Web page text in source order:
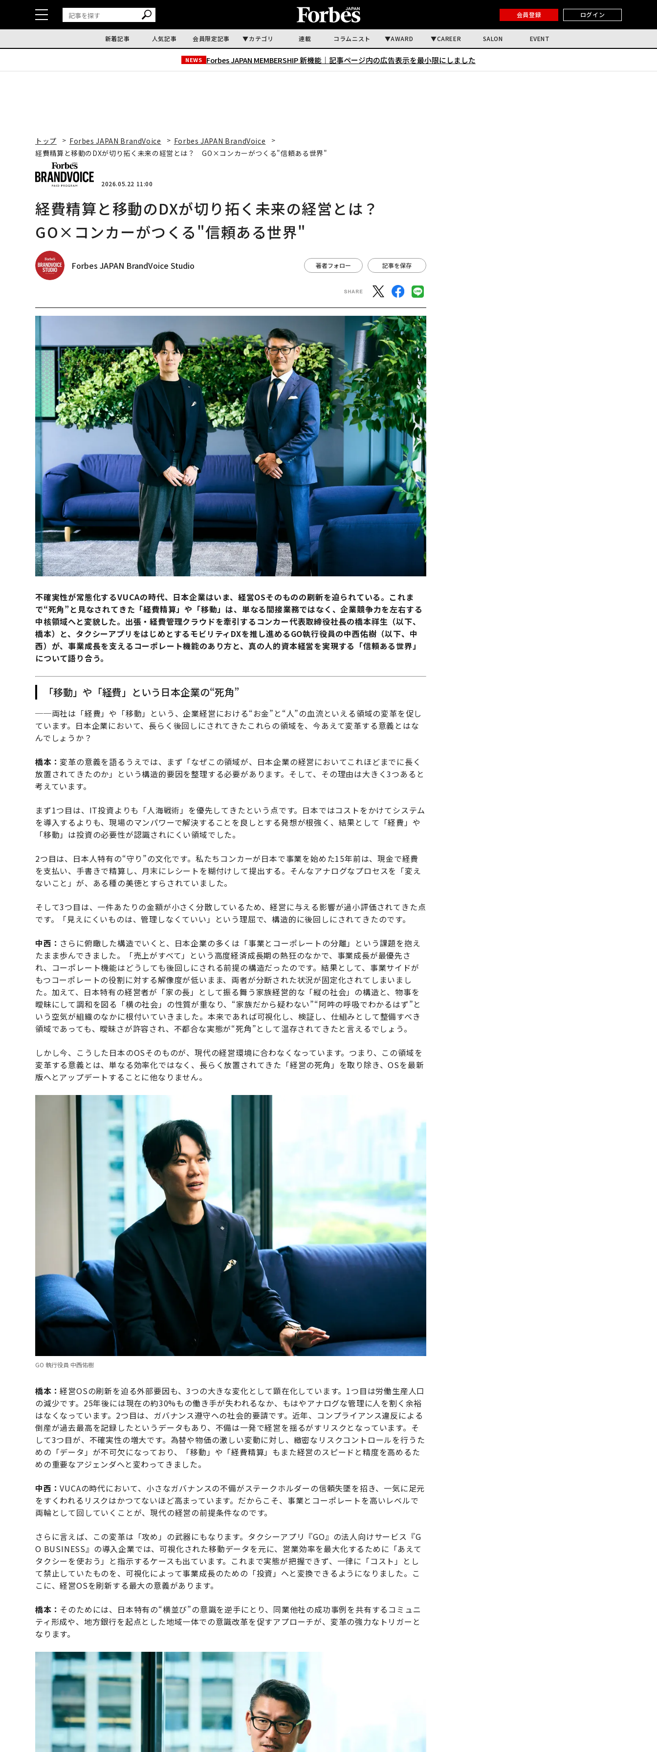
会員登録 ログイン
新着記事 人気記事 会員限定記事 カテゴリ 連載 コラムニスト AWARD CAREER SALON EVENT
NEWS Forbes JAPAN MEMBERSHIP 新機能｜ 記事ページ内の広告表示を最小限にしました
トップ Forbes JAPAN BrandVoice
Forbes JAPAN BrandVoice
経費精算と移動のDXが切り拓く未来の経営とは？ GO×コンカーがつくる"信頼ある世界"
2026.05.22 11:00
経費精算と移動のDXが切り拓く未来の経営とは？
GO×コンカーがつくる"信頼ある世界"
Forbes JAPAN BrandVoice Studio 著者フォロー 記事を保存
不確実性が常態化するVUCAの時代、日本企業はいま、経営OSそのものの刷新を迫られている。これま
で“死角”と見なされてきた「経費精算」や「移動」は、単なる間接業務ではなく、企業競争力を左右する
中核領域へと変貌した。出張・経費管理クラウドを牽引するコンカー代表取締役社長の橋本祥生（以下、
橋本）と、タクシーアプリをはじめとするモビリティDXを推し進めるGO執行役員の中西佑樹（以下、中
西）が、事業成長を支えるコーポレート機能のあり方と、真の人的資本経営を実現する「信頼ある世界」
について語り合う。
「移動」や「経費」という日本企業の“死角”
──両社は「経費」や「移動」という、企業経営における“お金”と“人”の血流といえる領域の変革を促し
ています。日本企業において、長らく後回しにされてきたこれらの領域を、今あえて変革する意義とはな
んでしょうか？
橋本：変革の意義を語るうえでは、まず「なぜこの領域が、日本企業の経営においてこれほどまでに長く
放置されてきたのか」という構造的要因を整理する必要があります。そして、その理由は大きく3つあると
考えています。
まず1つ目は、IT投資よりも「人海戦術」を優先してきたという点です。日本ではコストをかけてシステム
を導入するよりも、現場のマンパワーで解決することを良しとする発想が根強く、結果として「経費」や
「移動」は投資の必要性が認識されにくい領域でした。
2つ目は、日本人特有の“守り”の文化です。私たちコンカーが日本で事業を始めた15年前は、現金で経費
を支払い、手書きで精算し、月末にレシートを糊付けして提出する。そんなアナログなプロセスを「変え
ないこと」が、ある種の美徳とすらされていました。
そして3つ目は、一件あたりの金額が小さく分散しているため、経営に与える影響が過小評価されてきた点
です。「見えにくいものは、管理しなくていい」という理屈で、構造的に後回しにされてきたのです。
中西： さらに俯瞰した構造でいくと、日本企業の多くは「事業とコーポレートの分離」という課題を抱え
たまま歩んできました。「売上がすべて」という高度経済成長期の熱狂のなかで、事業成長が最優先さ
れ、コーポレート機能はどうしても後回しにされる前提の構造だったのです。結果として、事業サイドが
もつコーポレートの役割に対する解像度が低いまま、両者が分断された状況が固定化されてしまいまし
た。加えて、日本特有の経営者が「家の長」として振る舞う家族経営的な「縦の社会」の構造と、物事を
曖昧にして調和を図る「横の社会」の性質が重なり、“家族だから疑わない”“阿吽の呼吸でわかるはず”と
いう空気が組織のなかに根付いていきました。本来であれば可視化し、検証し、仕組みとして整備すべき
領域であっても、曖昧さが許容され、不都合な実態が“死角”として温存されてきたと言えるでしょう。
しかし今、こうした日本のOSそのものが、現代の経営環境に合わなくなっています。つまり、この領域を
変革する意義とは、単なる効率化ではなく、長らく放置されてきた「経営の死角」を取り除き、OSを最新
版へとアップデートすることに他なりません。
GO 執行役員 中西佑樹
橋本：経営OSの刷新を迫る外部要因も、3つの大きな変化として顕在化しています。1つ目は労働生産人口
の減少です。25年後には現在の約30%もの働き手が失われるなか、もはやアナログな管理に人を割く余裕
はなくなっています。2つ目は、ガバナンス遵守への社会的要請です。近年、コンプライアンス違反による
倒産が過去最高を記録したというデータもあり、不備は一発で経営を揺るがすリスクとなっています。そ
して3つ目が、不確実性の増大です。為替や物価の激しい変動に対し、緻密なリスクコントロールを行うた
めの「データ」が不可欠になっており、「移動」や「経費精算」もまた経営のスピードと精度を高めるた
めの重要なアジェンダへと変わってきました。
中西：VUCAの時代において、小さなガバナンスの不備がステークホルダーの信頼失墜を招き、一気に足元
をすくわれるリスクはかつてないほど高まっています。だからこそ、事業とコーポレートを高いレベルで
両輪として回していくことが、現代の経営の前提条件なのです。
さらに言えば、この変革は「攻め」の武器にもなります。タクシーアプリ『GO』の法人向けサービス『G
O BUSINESS』の導入企業では、可視化された移動データを元に、営業効率を最大化するために「あえて
タクシーを使おう」と指示するケースも出ています。これまで実態が把握できず、一律に「コスト」とし
て禁止していたものを、可視化によって事業成長のための「投資」へと変換できるようになりました。こ
こに、経営OSを刷新する最大の意義があります。
橋本： そのためには、日本特有の“横並び”の意識を逆手にとり、同業他社の成功事例を共有するコミュニ
ティ形成や、地方銀行を起点とした地域一体での意識改革を促すアプローチが、変革の強力なトリガーと
なります。